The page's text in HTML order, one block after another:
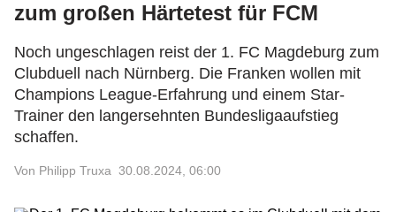
zum großen Härtetest für FCM
Noch ungeschlagen reist der 1. FC Magdeburg zum
Clubduell nach Nürnberg. Die Franken wollen mit
Champions League-Erfahrung und einem Star-
Trainer den langersehnten Bundesligaaufstieg
schaffen.
Von Philipp Truxa 30.08.2024, 06:00